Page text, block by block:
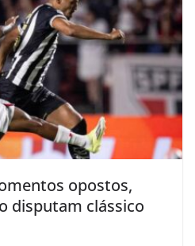
opostos,
disputam clássico